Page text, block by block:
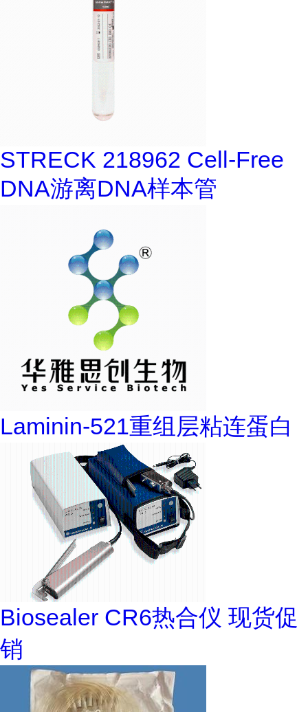
STRECK 218962 Cell-Free
DNA游离DNA样本管
Laminin-521重组层粘连蛋白
Biosealer CR6热合仪 现货促
销